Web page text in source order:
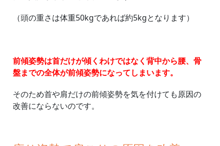
（頭の重さは体重50kgであれば約5kgとなります）
前傾姿勢は首だけが傾くわけではなく背中から腰、骨
盤までの全体が前傾姿勢になってしまいます。
そのため首や肩だけの前傾姿勢を気を付けても原因の
改善にならないのです。